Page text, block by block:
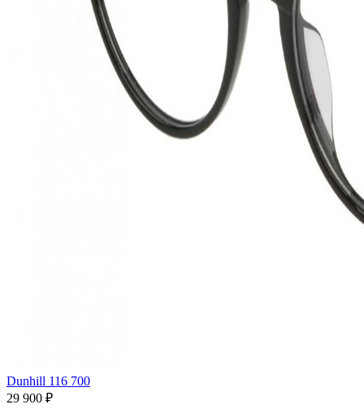
Dunhill 116 700
29 900 ₽